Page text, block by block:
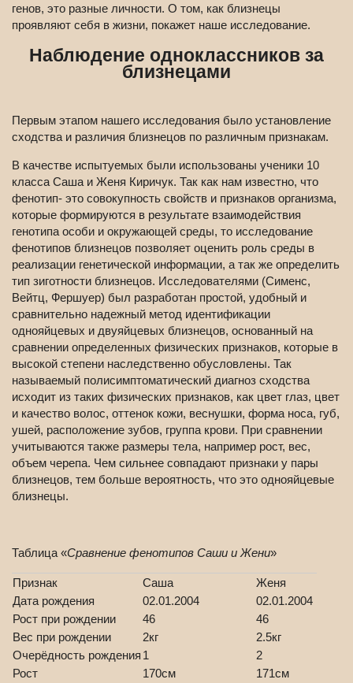
генов, это разные личности. О том, как близнецы
проявляют себя в жизни, покажет наше исследование.
Наблюдение одноклассников за
близнецами
Первым этапом нашего исследования было установление
сходства и различия близнецов по различным признакам.
В качестве испытуемых были использованы ученики 10
класса Саша и Женя Киричук. Так как нам известно, что
фенотип- это совокупность свойств и признаков организма,
которые формируются в результате взаимодействия
генотипа особи и окружающей среды, то исследование
фенотипов близнецов позволяет оценить роль среды в
реализации генетической информации, а так же определить
тип зиготности близнецов. Исследователями (Сименс,
Вейтц, Фершуер) был разработан простой, удобный и
сравнительно надежный метод идентификации
однояйцевых и двуяйцевых близнецов, основанный на
сравнении определенных физических признаков, которые в
высокой степени наследственно обусловлены. Так
называемый полисимптоматический диагноз сходства
исходит из таких физических признаков, как цвет глаз, цвет
и качество волос, оттенок кожи, веснушки, форма носа, губ,
ушей, расположение зубов, группа крови. При сравнении
учитываются также размеры тела, например рост, вес,
объем черепа. Чем сильнее совпадают признаки у пары
близнецов, тем больше вероятность, что это однояйцевые
близнецы.
Таблица «Сравнение фенотипов Саши и Жени»
Признак Саша
Женя
Дата рождения
02.01.2004
02.01.2004
Рост при рождении
46
46
Вес при рождении
2кг
2.5кг
Очерёдность рождения 1
2
Рост
170см
171см